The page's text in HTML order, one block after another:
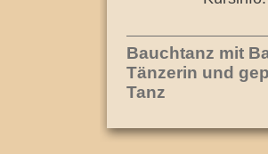
Bauchtanz mit
Tänzerin und
Tanz